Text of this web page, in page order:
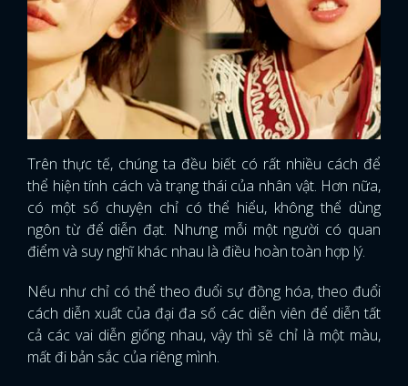
Trên thực tế, chúng ta đều biết có rất nhiều cách để
thể hiện tính cách và trạng thái của nhân vật. Hơn nữa,
có một số chuyện chỉ có thể hiểu, không thể dùng
ngôn từ để diễn đạt. Nhưng mỗi một người có quan
điểm và suy nghĩ khác nhau là điều hoàn toàn hợp lý.
Nếu như chỉ có thể theo đuổi sự đồng hóa, theo đuổi
cách diễn xuất của đại đa số các diễn viên để diễn tất
cả các vai diễn giống nhau, vậy thì sẽ chỉ là một màu,
mất đi bản sắc của riêng mình.